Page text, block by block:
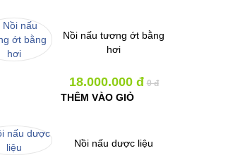
Nồi nấu tương ớt bằng
hơi
18.000.000 đ 0 đ
THÊM VÀO GIỎ
Nồi nấu dược liệu